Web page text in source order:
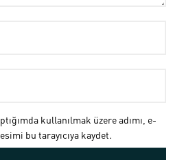
kullanılmak üzere adımı, e-
bu tarayıcıya kaydet.